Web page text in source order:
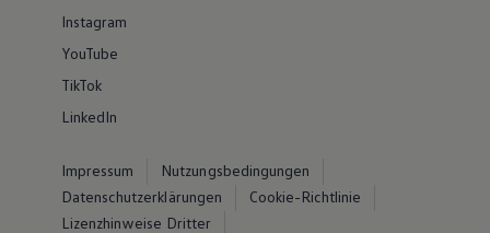
Instagram
YouTube
TikTok
LinkedIn
Impressum
Nutzungsbedingungen
Datenschutzerklärungen
Cookie-Richtlinie
Lizenzhinweise Dritter